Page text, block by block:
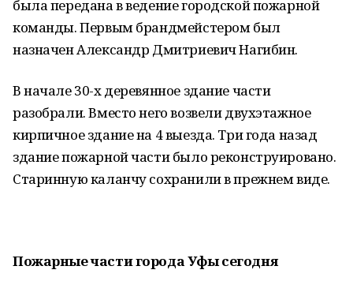
была передана в ведение городской пожарной
команды. Первым брандмейстером был
назначен Александр Дмитриевич Нагибин.
В начале 30-х деревянное здание части
разобрали. Вместо него возвели двухэтажное
кирпичное здание на 4 выезда. Три года назад
здание пожарной части было реконструировано.
Старинную каланчу сохранили в прежнем виде.
Пожарные части города Уфы сегодня